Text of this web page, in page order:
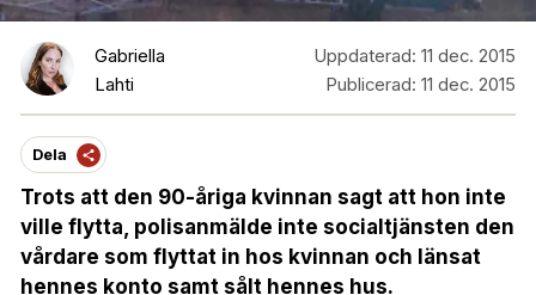
Gabriella
Lahti
Uppdaterad: 11 dec. 2015
Publicerad: 11 dec. 2015
Dela
Trots att den 90-åriga kvinnan sagt att hon inte
ville flytta, polisanmälde inte socialtjänsten den
vårdare som flyttat in hos kvinnan och länsat
hennes konto samt sålt hennes hus.